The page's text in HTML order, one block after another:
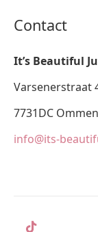
Contact
It’s Beautiful
Varsenerstraat
7731DC Ommen
info@its-